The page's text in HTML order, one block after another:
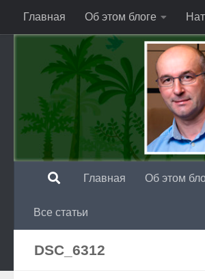
Перейти к содержимому
Главная Об этом блоге
Главная Об этом
Все статьи
DSC_6312